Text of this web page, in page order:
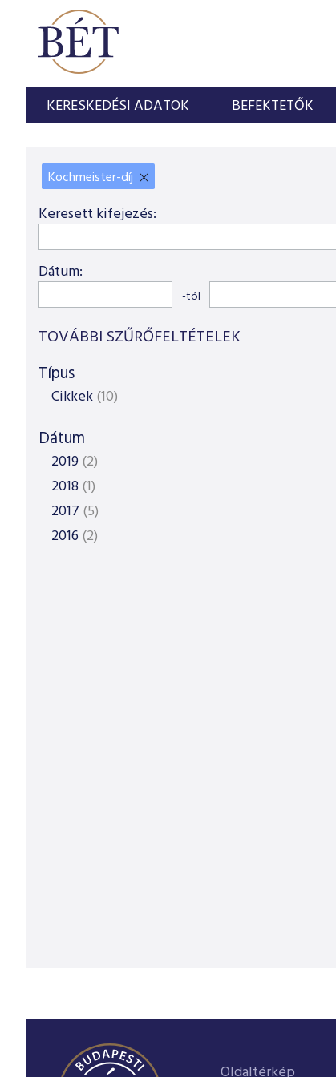
KERESKEDÉSI ADATOK BEFEKTETŐK
Kochmeister-díj X
Keresett kifejezés:
Dátum:
-tól
TOVÁBBI SZŰRŐFELTÉTELEK
Típus
Cikkek(10)
Dátum
2019(2)
2018 (1)
2017 (5)
2016 (2)